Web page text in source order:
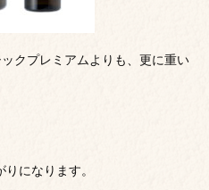
クプレミアムよりも、更に重い
になります。